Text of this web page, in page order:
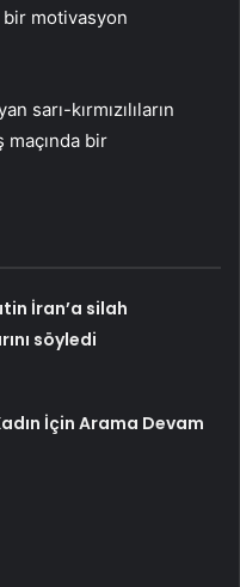
motivasyon
sarı-kırmızılıların
maçında bir
İran’a silah
söyledi
İçin Arama Devam